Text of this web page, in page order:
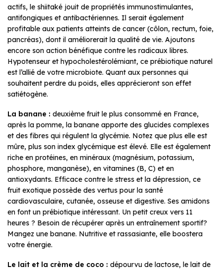
actifs, le shiitaké jouit de propriétés immunostimulantes,
antifongiques et antibactériennes. Il serait également
profitable aux patients atteints de cancer (côlon, rectum, foie,
pancréas), dont il améliorerait la qualité de vie. Ajoutons
encore son action bénéfique contre les radicaux libres.
Hypotenseur et hypocholestérolémiant, ce prébiotique naturel
est l’allié de votre microbiote. Quant aux personnes qui
souhaitent perdre du poids, elles apprécieront son effet
satiétogène.
La banane : deuxième fruit le plus consommé en France,
après la pomme, la banane apporte des glucides complexes
et des fibres qui régulent la glycémie. Notez que plus elle est
mûre, plus son index glycémique est élevé. Elle est également
riche en protéines, en minéraux (magnésium, potassium,
phosphore, manganèse), en vitamines (B, C) et en
antioxydants. Efficace contre le stress et la dépression, ce
fruit exotique possède des vertus pour la santé
cardiovasculaire, cutanée, osseuse et digestive. Ses amidons
en font un prébiotique intéressant. Un petit creux vers 11
heures ? Besoin de récupérer après un entraînement sportif?
Mangez une banane. Nutritive et rassasiante, elle boostera
votre énergie.
Le lait et la crème de coco : dépourvu de lactose, le lait de